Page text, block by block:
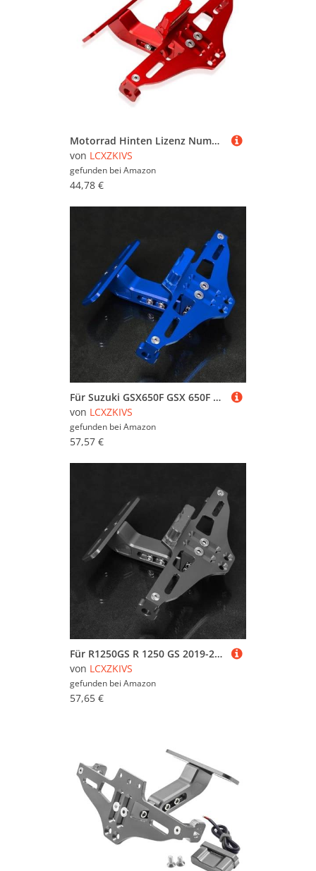
Motorrad Hinten Lizenz Nummer Platte Halterung Mit Licht Für NX650 NX 650 1988-1999 1998 1997 1996 1995 1994(Rot)
von LCXZKIVS
gefunden bei Amazon
44,78 €
Für Suzuki GSX650F GSX 650F 2008-2015 2014 2013 2012 2011 Motorrad Hinten Lizenz Nummer Platte Montieren Halter Mit Licht(Blau)
von LCXZKIVS
gefunden bei Amazon
57,57 €
Für R1250GS R 1250 GS 2019-2020 R1250 GS Motorrad Hinten Lizenz Nummer Platte Halterung Mit Licht(Titan)
von LCXZKIVS
gefunden bei Amazon
57,65 €